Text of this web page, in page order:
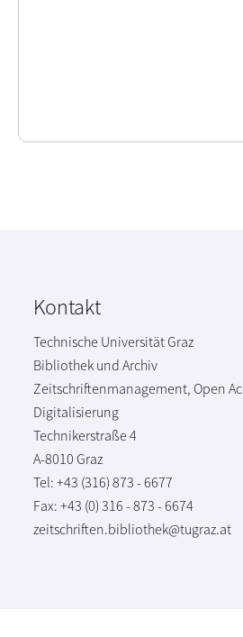
Kontakt
Technische Universität Graz
Bibliothek und Archiv
Zeitschriftenmanagement, Open
Digitalisierung
Technikerstraße 4
A-8010 Graz
Tel: +43 (316) 873 - 6677
Fax: +43 (0) 316 - 873 - 6674
zeitschriften.bibliothek@tugraz.at